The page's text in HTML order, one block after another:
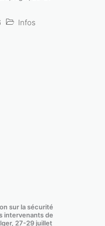
du
session ordinaire .
Infos
sur la sécurité
intervenants de
27-29 juillet